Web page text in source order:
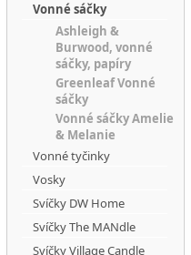
Vonné sáčky
Ashleigh &
Burwood, vonné
sáčky, papíry
Greenleaf Vonné
sáčky
Vonné sáčky Amelie
& Melanie
Vonné tyčinky
Vosky
Svíčky DW Home
Svíčky The MANdle
Svíčky Village Candle